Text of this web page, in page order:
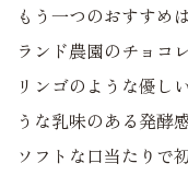
もう一つのおすすめ
ランド農園のチョコ
リンゴのような優し
うな乳味のある発酵感
ソフトな口当たりで